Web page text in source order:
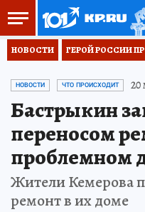
НОВОСТИ ГЕРОЙ РОССИИ
НОВОСТИ ЧТО ПРОИСХОДИТ 20
Бастрыкин
переносом
проблемном
Жители Кемерова
ремонт в их доме